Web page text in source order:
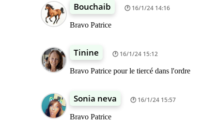
Bouchaib 16/1/24 14:16
Bravo Patrice
Tinine 16/1/24 15:12
Bravo Patrice pour le tiercé dans l'ordre
Sonia neva 16/1/24 15:57
Bravo Patrice